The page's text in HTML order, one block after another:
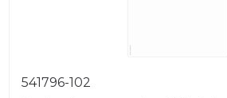
541796-102